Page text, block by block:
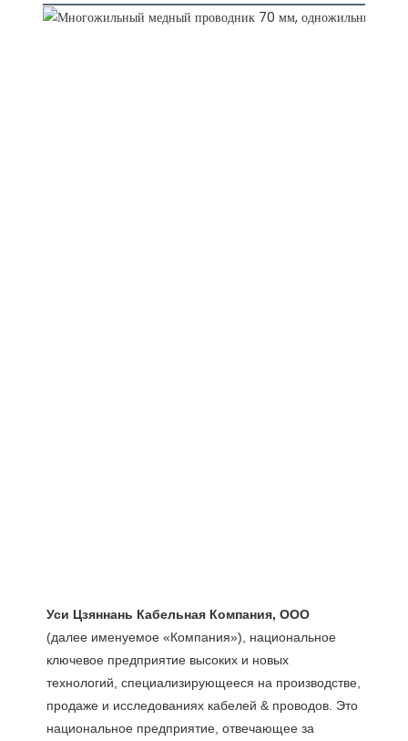
(далее именуемое «Компания»), национальное
ключевое предприятие высоких и новых
технологий, специализирующееся на производстве,
продаже и исследованиях кабелей & проводов. Это
национальное предприятие, отвечающее за